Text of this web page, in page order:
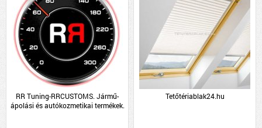
RR Tuning-RRCUSTOMS. Jármű-
ápolási és autókozmetikai termékek.
Tetőtériablak24.hu